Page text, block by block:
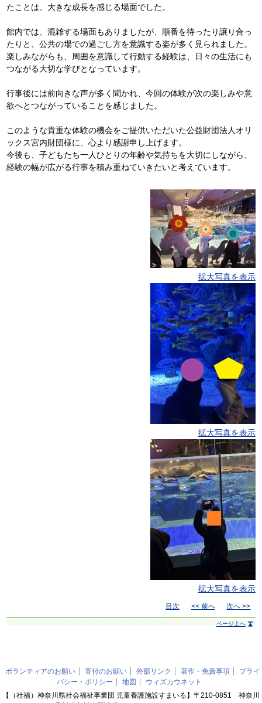
たことは、大きな成長を感じる場面でした。
館内では、混雑する場面もありましたが、順番を待ったり譲り合っ
たりと、公共の場での過ごし方を意識する姿が多く見られました。
楽しみながらも、周囲を意識して行動する経験は、日々の生活にも
つながる大切な学びとなっています。
行事後には前向きな声が多く聞かれ、今回の体験が次の楽しみや意
欲へとつながっていることを感じました。
このような貴重な体験の機会をご提供いただいた公益財団法人オリ
ックス宮内財団様に、心より感謝申し上げます。
今後も、子どもたち一人ひとりの年齢や気持ちを大切にしながら、
経験の幅が広がる行事を積み重ねていきたいと考えています。
拡大写真を表示
拡大写真を表示
拡大写真を表示
目次 << 前へ 次へ >>
ページ上へ
ボランティアのお願い 寄付のお願い 外部リンク 著作・免責事項
プライ
バシー・ポリシー
地図
ウィズカウネット
【（社福）神奈川県社会福祉事業団 児童養護施設すまいる】〒210-0851 神奈川